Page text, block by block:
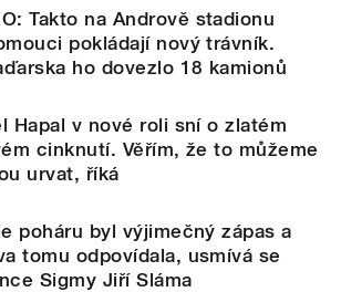
Takto na Andrově stadionu
pokládají nový trávník.
ho dovezlo 18 kamionů
Hapal v nové roli sní o zlatém
cinknutí. Věřím, že to můžeme
urvat, říká
poháru byl výjimečný zápas a
tomu odpovídala, usmívá se
Sigmy Jiří Sláma